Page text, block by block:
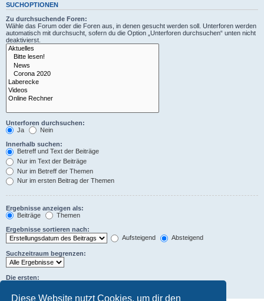
Diese Website nutzt Cookies, um dir den
SUCHOPTIONEN
Zu durchsuchende Foren:
Wähle das Forum oder die Foren aus, in denen gesucht werden soll. Unterforen werden
automatisch mit durchsucht, sofern du die Option „Unterforen durchsuchen“ unten nicht
deaktivierst.
Unterforen durchsuchen:
Ja
Nein
Innerhalb suchen:
Betreff und Text der Beiträge
Nur im Text der Beiträge
Nur im Betreff der Themen
Nur im ersten Beitrag der Themen
Ergebnisse anzeigen als:
Beiträge
Themen
Ergebnisse sortieren nach:
Aufsteigend
Absteigend
Suchzeitraum begrenzen:
Die ersten: